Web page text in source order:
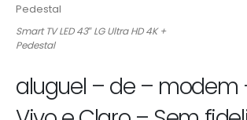
Smart TV LED 43″ LG Ultra HD 4K +
Pedestal
aluguel – de – modem